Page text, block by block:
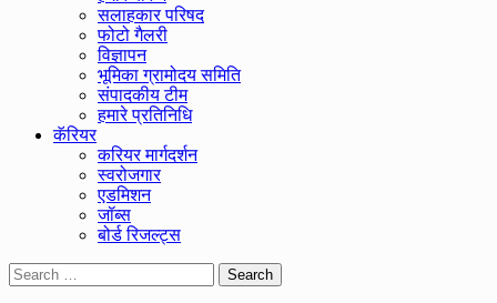
सलाहकार परिषद
फोटो गैलरी
विज्ञापन
भूमिका ग्रामोदय समिति
संपादकीय टीम
हमारे प्रतिनिधि
कॅरियर
करियर मार्गदर्शन
स्वरोजगार
एडमिशन
जॉब्स
बोर्ड रिजल्ट्स
Search
for: